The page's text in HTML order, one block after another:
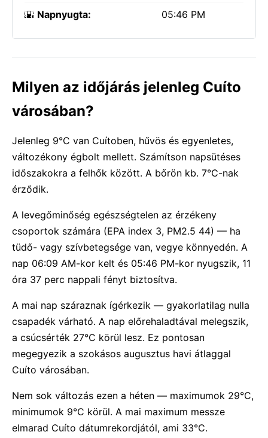
🌇 Napnyugta: 05:46 PM
Milyen az időjárás jelenleg Cuíto
városában?
Jelenleg 9°C van Cuítoben, hűvös és egyenletes,
változékony égbolt mellett. Számítson napsütéses
időszakokra a felhők között. A bőrön kb. 7°C-nak
érződik.
A levegőminőség egészségtelen az érzékeny
csoportok számára (EPA index 3, PM2.5 44) — ha
tüdő- vagy szívbetegsége van, vegye könnyedén. A
nap 06:09 AM-kor kelt és 05:46 PM-kor nyugszik, 11
óra 37 perc nappali fényt biztosítva.
A mai nap száraznak ígérkezik — gyakorlatilag nulla
csapadék várható. A nap előrehaladtával melegszik,
a csúcsérték 27°C körül lesz. Ez pontosan
megegyezik a szokásos augusztus havi átlaggal
Cuíto városában.
Nem sok változás ezen a héten — maximumok 29°C,
minimumok 9°C körül. A mai maximum messze
elmarad Cuíto dátumrekordjától, ami 33°C.